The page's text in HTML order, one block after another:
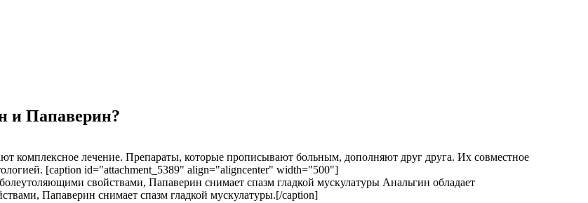
и Папаверин?
комплексное лечение. Препараты, которые прописывают больным, дополняют друг друга. Их совместное
[caption id="attachment_5389" align="aligncenter" width="500"]
Анальгин обладает
Папаверин снимает спазм гладкой мускулатуры.[/caption]